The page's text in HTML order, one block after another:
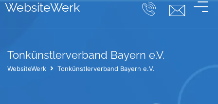
WebsiteWerk
Tonkünstlerverband Bayern e.V.
WebsiteWerk Tonkünstlerverband Bayern e.V.